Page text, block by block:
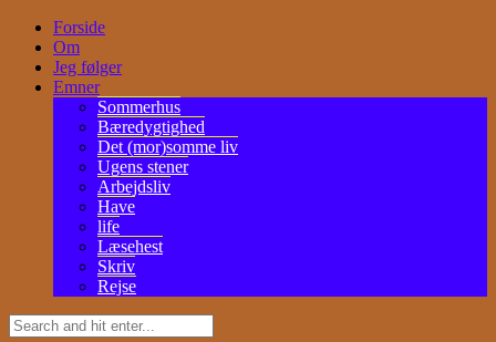
Forside
Om
Jeg følger
Emner
Sommerhus
Bæredygtighed
Det (mor)somme liv
Ugens stener
Arbejdsliv
Have
life
Læsehest
Skriv
Rejse